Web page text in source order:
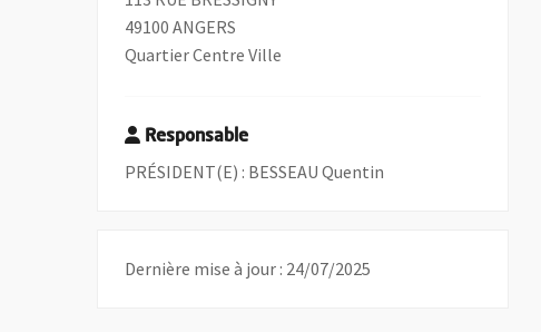
49100 ANGERS
Quartier Centre Ville
Responsable
PRÉSIDENT(E) : BESSEAU Quentin
Dernière mise à jour : 24/07/2025